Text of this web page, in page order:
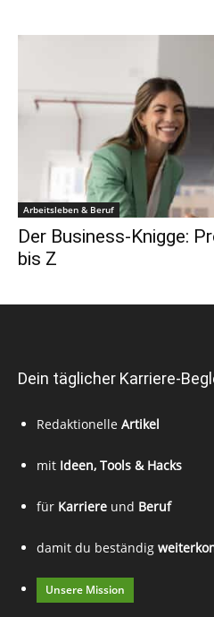
Arbeitsleben & Beruf
Der Business-Knigge:
bis Z
Dein täglicher Karriere-
Redaktionelle Artikel
mit Ideen, Tools & Hacks
für Karriere und Beruf
damit du beständig
Unsere Mission